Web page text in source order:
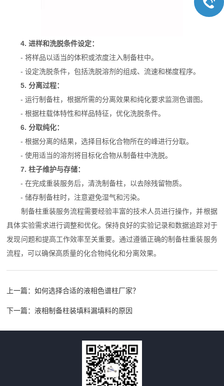
4. 进样和洗脱条件设定：
- 将样品以适当的体积或浓度注入制备柱中。
- 设定洗脱条件，包括洗脱溶剂的组成、流速和梯度程序。
5. 分离过程：
- 运行制备柱，根据所需的分离效果和纯化要求监测色谱图。
- 根据柱载体特性和样品特征，优化洗脱条件。
6. 分取纯化：
- 根据分离的结果，选择目标化合物所在的峰进行分取。
- 使用适当的溶剂将目标化合物从制备柱中洗脱。
7. 柱子维护与存储：
- 在完成重装服务后，清洗制备柱，以去除残留物质。
- 储存制备柱时，注意避免湿气和污染。
制备柱重装服务流程需要经验丰富的技术人员进行操作，并根据
具体实验需求进行调整和优化。保持良好的实验记录和数据追踪对于
发现问题和提高工作效率至关重要。通过遵循正确的制备柱重装服务
流程，可以确保高质量的化合物纯化和分离效果。
上一篇：如何选择合适的液相色谱柱厂家？
下一篇：液相制备柱装填料漏填料的原因